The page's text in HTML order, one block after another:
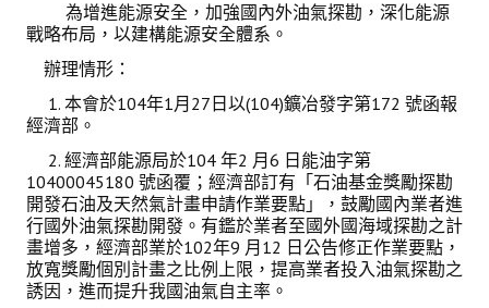
為增進能源安全，加強國內外油氣探勘，深化能源
戰略布局，以建構能源安全體系。
辦理情形：
1. 本會於104年1月27日以(104)鑛冶發字第172 號函報
經濟部。
2. 經濟部能源局於104 年2 月6 日能油字第
10400045180 號函覆；經濟部訂有「石油基金獎勵探勘
開發石油及天然氣計畫申請作業要點」，鼓勵國內業者進
行國外油氣探勘開發。有鑑於業者至國外國海域探勘之計
畫增多，經濟部業於102年9 月12 日公告修正作業要點，
放寬獎勵個別計畫之比例上限，提高業者投入油氣探勘之
誘因，進而提升我國油氣自主率。